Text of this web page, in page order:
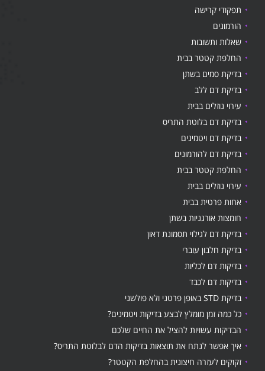
תפקודי קרישה
הורמונים
שאלות ותשובות
החלפת קטטר בבית
בדיקת סמים בשתן
בדיקת דם ללב
עירוי נוזלים בבית
בדיקת דם בלוטת התריס
בדיקת דם ויטמינים
בדיקת דם להורמונים
החלפת קטטר בבית
עירוי נוזלים בבית
אחות פרטית בבית
חומצות אורגניות בשתן
בדיקת דם לגילוי תסמונת דאון
בדיקת חלבון עוברי
בדיקות דם לכליות
בדיקות דם לכבד
בדיקת STD באופן פרטני ולא פולשני
כל כמה זמן מומלץ לבצע בדיקות ויטמינים?
הבדיקות עשויות להציל את החיים שלכם
איך אפשר לנתח את תוצאות בדיקות הדם לבלוטת התריס?
זקוקים לעזרה חיצונית בהחלפת הקטטר?